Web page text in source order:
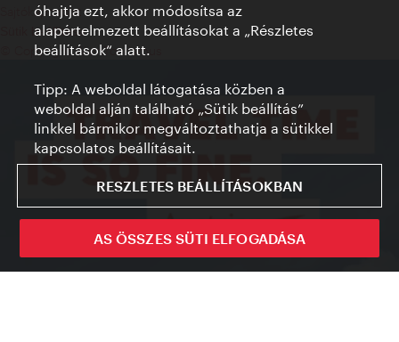
Sajtókapcsolat
Sütik beállítása
© Copyright WienTourismus
óhajtja ezt, akkor módosítsa az
alapértelmezett beállításokat a „Részletes
beállítások“ alatt.
Tipp: A weboldal látogatása közben a
weboldal alján található „Sütik beállítás”
linkkel bármikor megváltoztathatja a sütikkel
kapcsolatos beállításait.
RESZLETES BEÁLLÍTÁSOKBAN
AS ÖSSZES SÜTI ELFOGADÁSA